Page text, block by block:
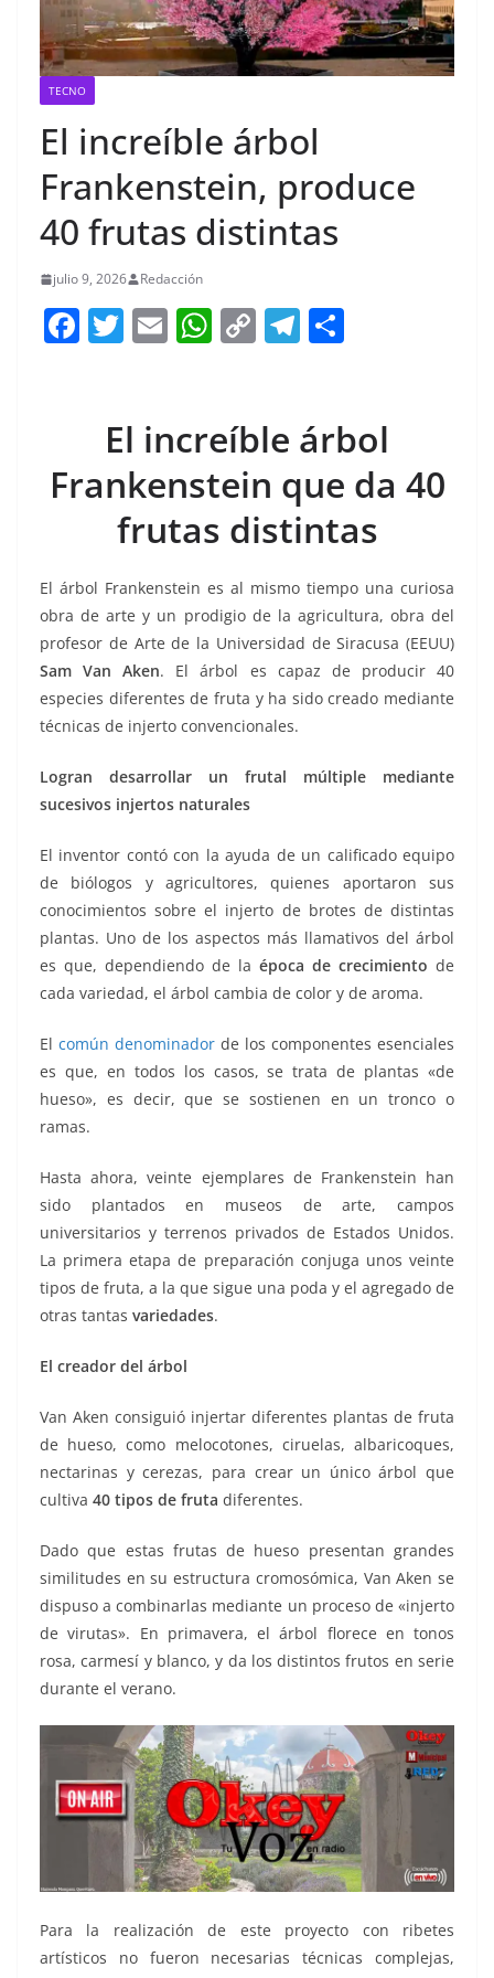
TECNO
El increíble árbol
Frankenstein, produce
40 frutas distintas
julio 9, 2026 Redacción
F
b
o
k
T
er
E
l
W
s
A
p
p
C
y
Li
n
k
T
gr
a
m
e
El increíble árbol
Frankenstein que da 40
frutas distintas
El árbol Frankenstein es al mismo tiempo una curiosa
obra de arte y un prodigio de la agricultura, obra del
profesor de Arte de la Universidad de Siracusa (EEUU)
Sam Van Aken. El árbol es capaz de producir 40
especies diferentes de fruta y ha sido creado mediante
técnicas de injerto convencionales.
Logran desarrollar un frutal múltiple mediante
sucesivos injertos naturales
El inventor contó con la ayuda de un calificado equipo
de biólogos y agricultores, quienes aportaron sus
conocimientos sobre el injerto de brotes de distintas
plantas. Uno de los aspectos más llamativos del árbol
es que, dependiendo de la época de crecimiento de
cada variedad, el árbol cambia de color y de aroma.
El común denominador de los componentes esenciales
es que, en todos los casos, se trata de plantas «de
hueso», es decir, que se sostienen en un tronco o
ramas.
Hasta ahora, veinte ejemplares de Frankenstein han
sido plantados en museos de arte, campos
universitarios y terrenos privados de Estados Unidos.
La primera etapa de preparación conjuga unos veinte
tipos de fruta, a la que sigue una poda y el agregado de
otras tantas variedades.
El creador del árbol
Van Aken consiguió injertar diferentes plantas de fruta
de hueso, como melocotones, ciruelas, albaricoques,
nectarinas y cerezas, para crear un único árbol que
cultiva 40 tipos de fruta diferentes.
Dado que estas frutas de hueso presentan grandes
similitudes en su estructura cromosómica, Van Aken se
dispuso a combinarlas mediante un proceso de «injerto
de virutas». En primavera, el árbol florece en tonos
rosa, carmesí y blanco, y da los distintos frutos en serie
durante el verano.
Para la realización de este proyecto con ribetes
artísticos no fueron necesarias técnicas complejas,